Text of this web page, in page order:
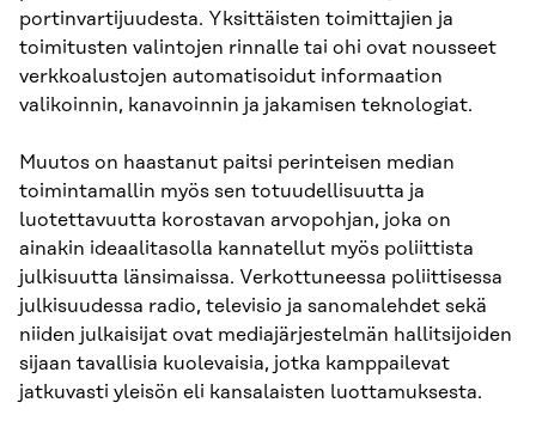
portinvartijuudesta. Yksittäisten toimittajien ja
toimitusten valintojen rinnalle tai ohi ovat nousseet
verkkoalustojen automatisoidut informaation
valikoinnin, kanavoinnin ja jakamisen teknologiat.
Muutos on haastanut paitsi perinteisen median
toimintamallin myös sen totuudellisuutta ja
luotettavuutta korostavan arvopohjan, joka on
ainakin ideaalitasolla kannatellut myös poliittista
julkisuutta länsimaissa. Verkottuneessa poliittisessa
julkisuudessa radio, televisio ja sanomalehdet sekä
niiden julkaisijat ovat mediajärjestelmän hallitsijoiden
sijaan tavallisia kuolevaisia, jotka kamppailevat
jatkuvasti yleisön eli kansalaisten luottamuksesta.